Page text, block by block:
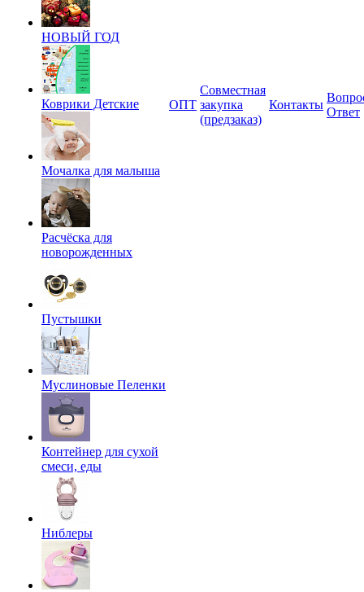
НОВЫЙ ГОД
Коврики Детские
Мочалка для малыша
Расчёска для
новорожденных
Пустышки
Муслиновые Пеленки
Контейнер для сухой
смеси, еды
Ниблеры
ОПТ
Совместная
закупка
(предзаказ)
Контакты
Ответ